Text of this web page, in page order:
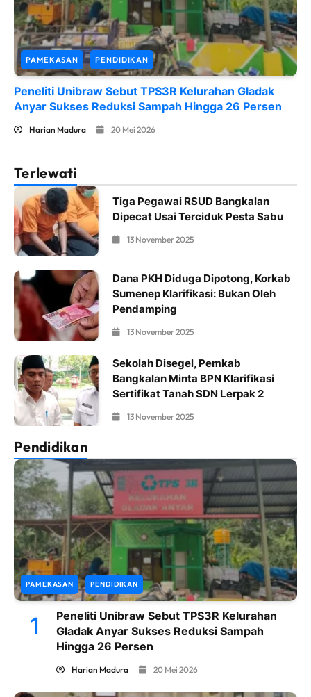
PAMEKASAN PENDIDIKAN
Peneliti Unibraw Sebut TPS3R Kelurahan Gladak
Anyar Sukses Reduksi Sampah Hingga 26 Persen
Harian Madura 20 Mei 2026
Terlewati
Tiga Pegawai RSUD Bangkalan
Dipecat Usai Terciduk Pesta Sabu
13 November 2025
Dana PKH Diduga Dipotong, Korkab
Sumenep Klarifikasi: Bukan Oleh
Pendamping
13 November 2025
Sekolah Disegel, Pemkab
Bangkalan Minta BPN Klarifikasi
Sertifikat Tanah SDN Lerpak 2
13 November 2025
Pendidikan
PAMEKASAN PENDIDIKAN
1
Peneliti Unibraw Sebut TPS3R Kelurahan
Gladak Anyar Sukses Reduksi Sampah
Hingga 26 Persen
Harian Madura 20 Mei 2026